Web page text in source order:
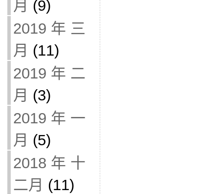
月 (9)
2019 年 三
月 (11)
2019 年 二
月 (3)
2019 年 一
月 (5)
2018 年 十
二月 (11)